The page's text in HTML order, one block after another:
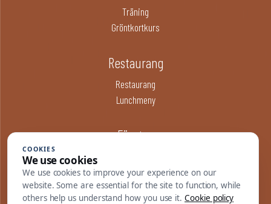
Träning
Gröntkortkurs
Restaurang
Restaurang
Lunchmeny
Företag
Samarbetspartners
COOKIES
We use cookies
We use cookies to improve your experience on our
website. Some are essential for the site to function, while
others help us understand how you use it. Cookie policy